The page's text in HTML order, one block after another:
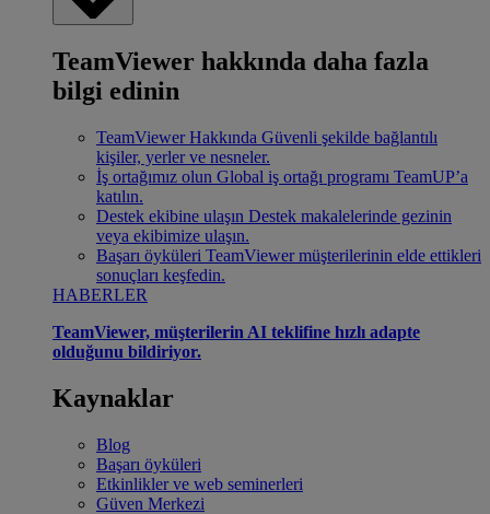
TeamViewer hakkında daha fazla
bilgi edinin
TeamViewer Hakkında Güvenli şekilde bağlantılı
kişiler, yerler ve nesneler.
İş ortağımız olun Global iş ortağı programı TeamUP’a
katılın.
Destek ekibine ulaşın Destek makalelerinde gezinin
veya ekibimize ulaşın.
Başarı öyküleri TeamViewer müşterilerinin elde ettikleri
sonuçları keşfedin.
HABERLER
TeamViewer, müşterilerin AI teklifine hızlı adapte
olduğunu bildiriyor.
Kaynaklar
Blog
Başarı öyküleri
Etkinlikler ve web seminerleri
Güven Merkezi